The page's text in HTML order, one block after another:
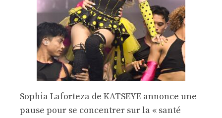
Sophia Laforteza de KATSEYE annonce une
pause pour se concentrer sur la « santé